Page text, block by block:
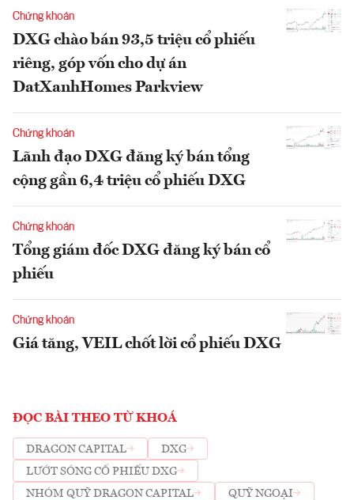
Chứng khoán
DXG chào bán 93,5 triệu cổ phiếu
riêng, góp vốn cho dự án
DatXanhHomes Parkview
Chứng khoán
Lãnh đạo DXG đăng ký bán tổng
cộng gần 6,4 triệu cổ phiếu DXG
Chứng khoán
Tổng giám đốc DXG đăng ký bán cổ
phiếu
Chứng khoán
Giá tăng, VEIL chốt lời cổ phiếu DXG
ĐỌC BÀI THEO TỪ KHOÁ
DRAGON CAPITAL
DXG
LƯỚT SÓNG CỔ PHIẾU DXG
NHÓM QUỸ DRAGON CAPITAL
QUỸ NGOẠI